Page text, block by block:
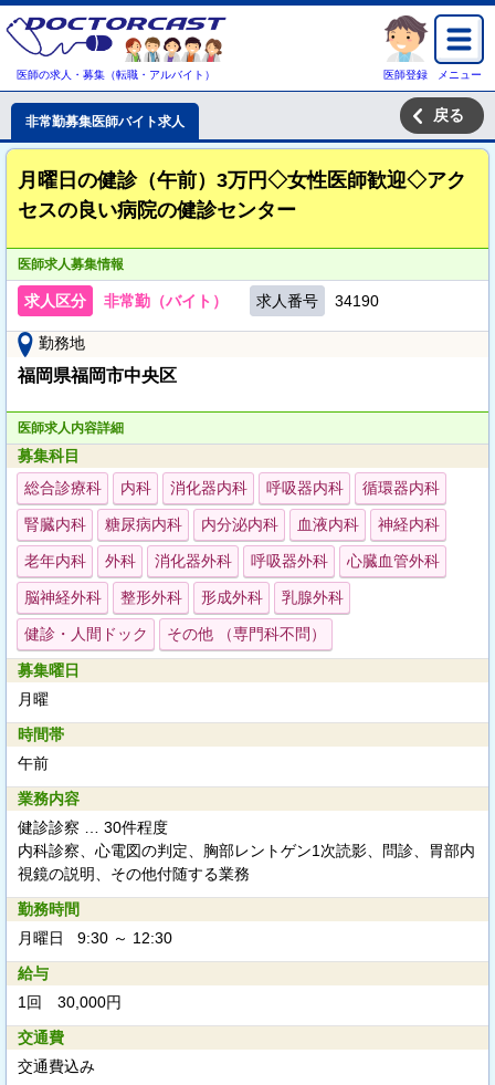
医師の求人・募集（転職・アルバイト） 医師登録 メニュー
非常勤募集医師バイト求人 戻る
月曜日の健診（午前）3万円◇女性医師歓迎◇アク
セスの良い病院の健診センター
医師求人募集情報
求人区分 非常勤（バイト） 求人番号 34190
勤務地
福岡県福岡市中央区
医師求人内容詳細
募集科目
総合診療科
内科 消化器内科 呼吸器内科 循環器内科
腎臓内科 糖尿病内科 内分泌内科 血液内科 神経内科
老年内科 外科 消化器外科 呼吸器外科 心臓血管外科
脳神経外科 整形外科 形成外科 乳腺外科
健診・人間ドック その他 （専門科不問）
募集曜日
月曜
時間帯
午前
業務内容
健診診察 … 30件程度
内科診察、心電図の判定、胸部レントゲン1次読影、問診、胃部内
視鏡の説明、その他付随する業務
勤務時間
月曜日 9:30 ～ 12:30
給与
1回 30,000円
交通費
交通費込み